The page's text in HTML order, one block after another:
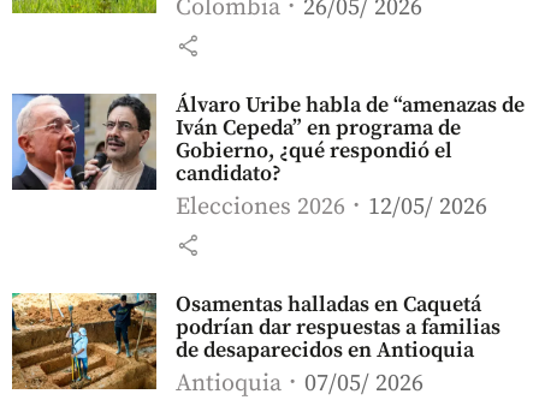
Colombia 26/05/ 2026
share
Álvaro Uribe habla de “amenazas de
Iván Cepeda” en programa de
Gobierno, ¿qué respondió el
candidato?
Elecciones 2026 12/05/ 2026
share
Osamentas halladas en Caquetá
podrían dar respuestas a familias
de desaparecidos en Antioquia
Antioquia 07/05/ 2026